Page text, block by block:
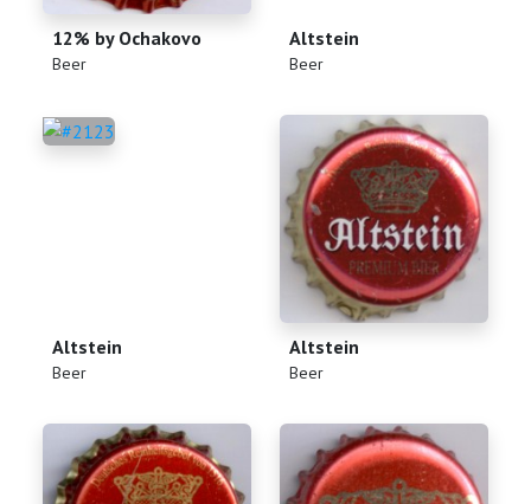
Русский
12% by Ochakovo
(Beer)
Altstein
(Beer)
Altstein
(Beer)
Altstein
(Beer)